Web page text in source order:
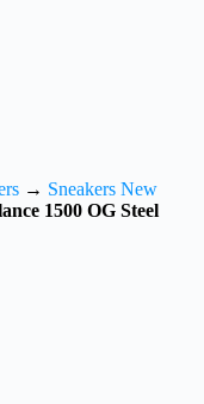
→ Sneakers New
1500 OG Steel